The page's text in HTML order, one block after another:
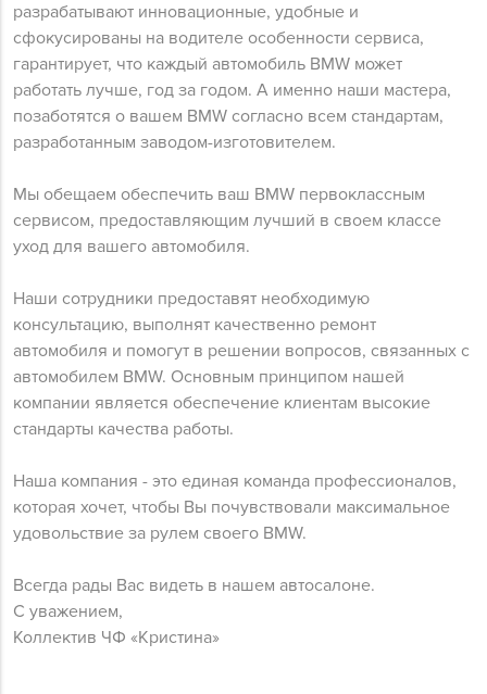
разрабатывают инновационные, удобные и
сфокусированы на водителе особенности сервиса,
гарантирует, что каждый автомобиль BMW может
работать лучше, год за годом. А именно наши мастера,
позаботятся о вашем BMW согласно всем стандартам,
разработанным заводом-изготовителем.
Мы обещаем обеспечить ваш BMW первоклассным
сервисом, предоставляющим лучший в своем классе
уход для вашего автомобиля.
Наши сотрудники предоставят необходимую
консультацию, выполнят качественно ремонт
автомобиля и помогут в решении вопросов, связанных с
автомобилем BMW. Основным принципом нашей
компании является обеспечение клиентам высокие
стандарты качества работы.
Наша компания - это единая команда профессионалов,
которая хочет, чтобы Вы почувствовали максимальное
удовольствие за рулем своего BMW.
Всегда рады Вас видеть в нашем автосалоне.
С уважением,
Коллектив ЧФ «Кристина»